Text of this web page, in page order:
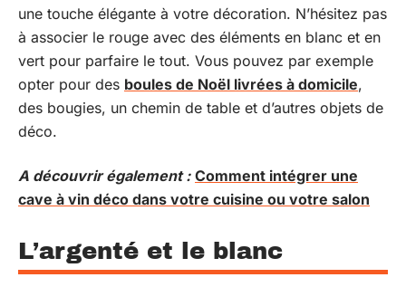
une touche élégante à votre décoration. N’hésitez pas
à associer le rouge avec des éléments en blanc et en
vert pour parfaire le tout. Vous pouvez par exemple
opter pour des boules de Noël livrées à domicile,
des bougies, un chemin de table et d’autres objets de
déco.
A découvrir également : Comment intégrer une
cave à vin déco dans votre cuisine ou votre salon
L’argenté et le blanc